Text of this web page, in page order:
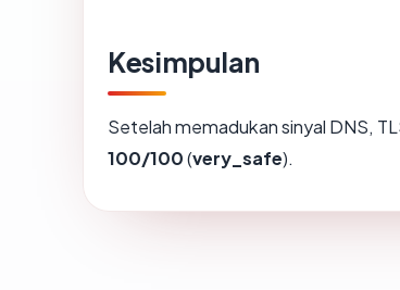
Kesimpulan
Setelah memadukan sinyal DNS,
100/100(very_safe).